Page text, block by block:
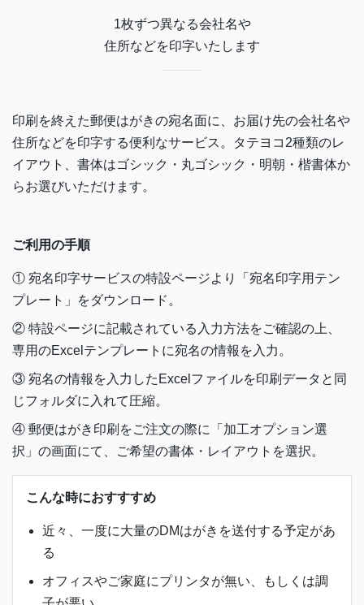
1枚ずつ異なる会社名や
住所などを印字いたします
印刷を終えた郵便はがきの宛名面に、お届け先の会社名や
住所などを印字する便利なサービス。タテヨコ2種類のレ
イアウト、書体はゴシック・丸ゴシック・明朝・楷書体か
らお選びいただけます。
ご利用の手順
① 宛名印字サービスの特設ページより「宛名印字用テン
プレート」をダウンロード。
② 特設ページに記載されている入力方法をご確認の上、
専用のExcelテンプレートに宛名の情報を入力。
③ 宛名の情報を入力したExcelファイルを印刷データと同
じフォルダに入れて圧縮。
④ 郵便はがき印刷をご注文の際に「加工オプション選
択」の画面にて、ご希望の書体・レイアウトを選択。
こんな時におすすすめ
近々、一度に大量のDMはがきを送付する予定があ
る
オフィスやご家庭にプリンタが無い、もしくは調